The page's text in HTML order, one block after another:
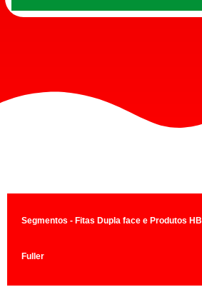
Segmentos - Fitas Dupla face e Produtos HB
Fuller